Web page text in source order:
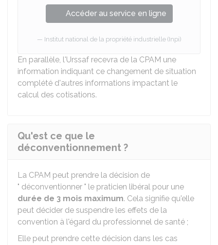
Accéder au service en ligne
Institut national de la propriété industrielle (Inpi)
En parallèle, l'Urssaf recevra de la CPAM une
information indiquant ce changement de situation
complété d'autres informations impactant le
calcul des cotisations.
Qu'est ce que le
déconventionnement ?
La CPAM peut prendre la décision de
" déconventionner " le praticien libéral pour une
durée de 3 mois maximum. Cela signifie qu'elle
peut décider de suspendre les effets de la
convention à l'égard du professionnel de santé ;
Elle peut prendre cette décision dans les cas